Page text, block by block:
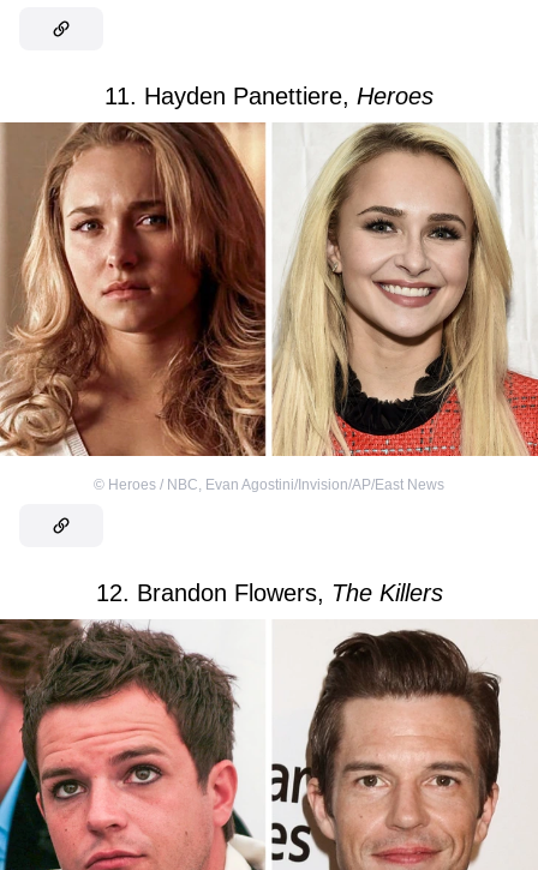
11. Hayden Panettiere, Heroes
© Heroes / NBC, Evan Agostini/Invision/AP/East News
12. Brandon Flowers, The Killers